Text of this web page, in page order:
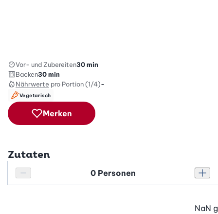
Vor- und Zubereiten30 min
Backen30 min
Nährwerte pro Portion (1/4)-
Vegetarisch
Merken
Zutaten
Personenanzahl verringern
Personenanzahl
NaN g